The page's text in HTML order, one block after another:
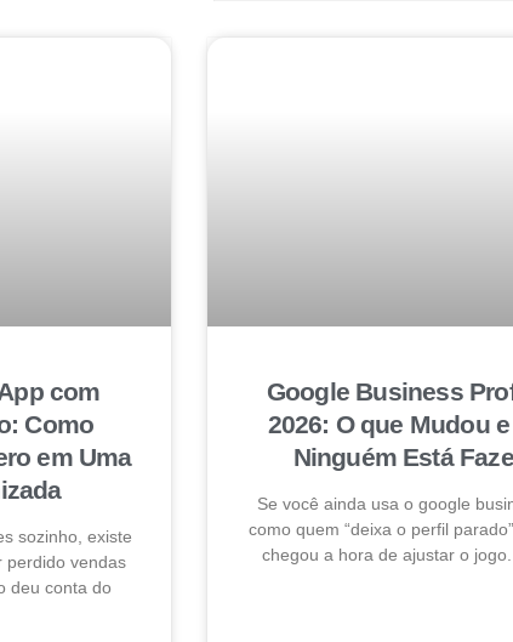
com
Como
em Uma
sozinho, existe
perdido vendas
deu conta do
Google Business
2026: O que Mudou
Ninguém Está
Se você ainda usa o google
como quem “deixa o perfil
chegou a hora de ajustar o jogo.